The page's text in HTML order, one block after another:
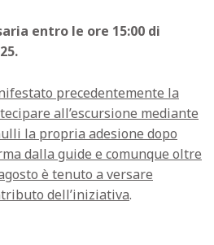
entro le ore 15:00 di
precedentemente la
all’escursione mediante
la propria adesione dopo
dalla guide e comunque oltre
è tenuto a versare
dell’iniziativa.